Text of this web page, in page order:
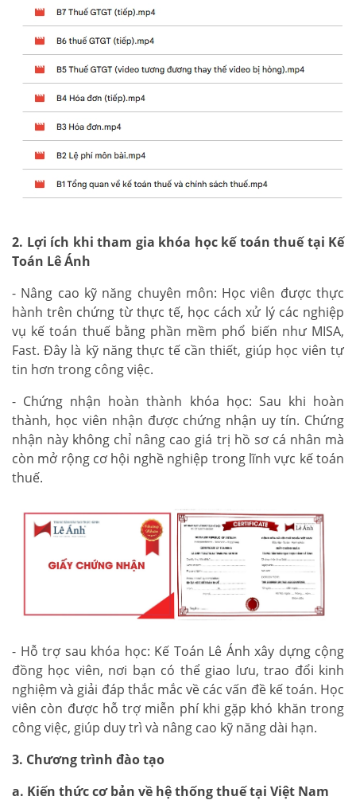
2. Lợi ích khi tham gia khóa học kế toán thuế tại Kế
Toán Lê Ánh
- Nâng cao kỹ năng chuyên môn: Học viên được thực
hành trên chứng từ thực tế, học cách xử lý các nghiệp
vụ kế toán thuế bằng phần mềm phổ biến như MISA,
Fast. Đây là kỹ năng thực tế cần thiết, giúp học viên tự
tin hơn trong công việc.
- Chứng nhận hoàn thành khóa học: Sau khi hoàn
thành, học viên nhận được chứng nhận uy tín. Chứng
nhận này không chỉ nâng cao giá trị hồ sơ cá nhân mà
còn mở rộng cơ hội nghề nghiệp trong lĩnh vực kế toán
thuế.
- Hỗ trợ sau khóa học: Kế Toán Lê Ánh xây dựng cộng
đồng học viên, nơi bạn có thể giao lưu, trao đổi kinh
nghiệm và giải đáp thắc mắc về các vấn đề kế toán. Học
viên còn được hỗ trợ miễn phí khi gặp khó khăn trong
công việc, giúp duy trì và nâng cao kỹ năng dài hạn.
3. Chương trình đào tạo
a. Kiến thức cơ bản về hệ thống thuế tại Việt Nam